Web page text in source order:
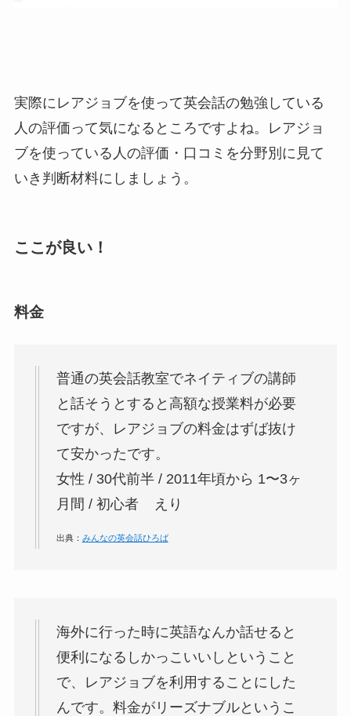
実際にレアジョブを使って英会話の勉強している
人の評価って気になるところですよね。レアジョ
ブを使っている人の評価・口コミを分野別に見て
いき判断材料にしましょう。
ここが良い！
料金
普通の英会話教室でネイティブの講師
と話そうとすると高額な授業料が必要
ですが、
レアジョブの料金はずば抜け
て安かったです。
女性 / 30代前半 / 2011年頃から 1〜3ヶ
月間 / 初心者 えり
出典： みんなの英会話ひろば
海外に行った時に英語なんか話せると
便利になるしかっこいいしということ
で、レアジョブを利用することにした
んです。 料金がリーズナブルというこ